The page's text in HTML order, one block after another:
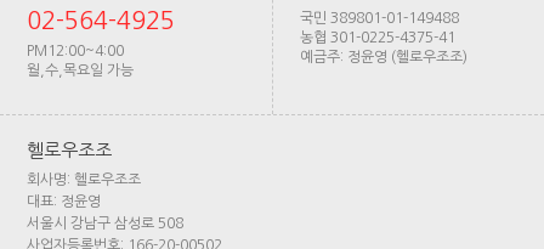
02-564-4925
PM12:00~4:00
월,수,목요일 가능
국민 389801-01-149488
농협 301-0225-4375-41
예금주: 정윤영 (헬로우조조)
헬로우조조
회사명: 헬로우조조
대표: 정윤영
서울시 강남구 삼성로 508
사업자등록번호: 166-20-00502